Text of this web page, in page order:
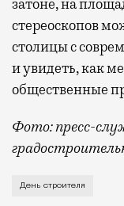
затоне, на
стереоскопов
столицы с
и увидеть, как
общественные
Фото: пресс-
В этом году
День строителя